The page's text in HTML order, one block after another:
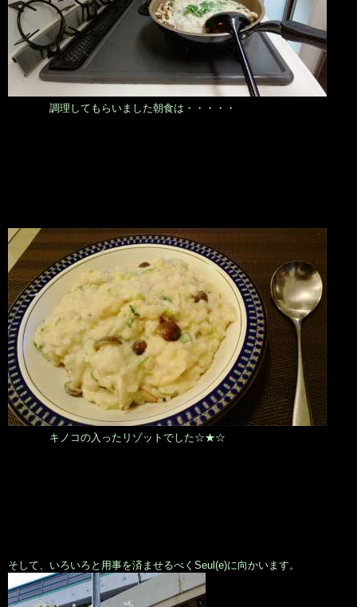
調理してもらいました朝食は・・・・・
キノコの入ったリゾットでした☆★☆
そして、いろいろと用事を済ませるべくSeul(e)に向かいます。